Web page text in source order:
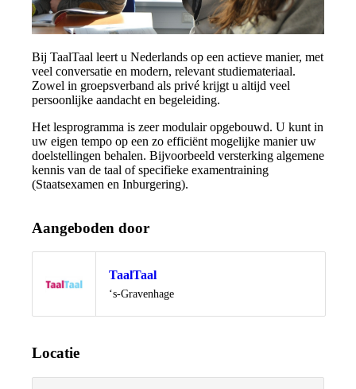
Bij TaalTaal leert u Nederlands op een actieve manier, met
veel conversatie en modern, relevant studiemateriaal.
Zowel in groepsverband als privé krijgt u altijd veel
persoonlijke aandacht en begeleiding.
Het lesprogramma is zeer modulair opgebouwd. U kunt in
uw eigen tempo op een zo efficiënt mogelijke manier uw
doelstellingen behalen. Bijvoorbeeld versterking algemene
kennis van de taal of specifieke examentraining
(Staatsexamen en Inburgering).
Aangeboden door
TaalTaal
Locatie
‘s-Gravenhage
Locatie